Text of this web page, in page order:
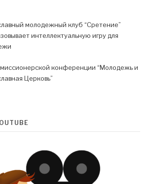
молодежный клуб “Сретение”
интеллектуальную игру для
конференции “Молодежь и
Церковь”